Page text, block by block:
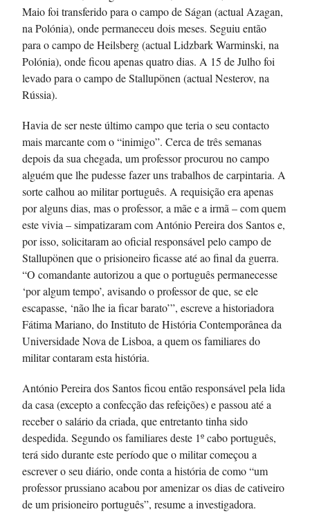
Maio foi transferido para o campo de Ságan (actual Azagan,
na Polónia), onde permaneceu dois meses. Seguiu então
para o campo de Heilsberg (actual Lidzbark Warminski, na
Polónia), onde ficou apenas quatro dias. A 15 de Julho foi
levado para o campo de Stallupönen (actual Nesterov, na
Rússia).
Havia de ser neste último campo que teria o seu contacto
mais marcante com o “inimigo”. Cerca de três semanas
depois da sua chegada, um professor procurou no campo
alguém que lhe pudesse fazer uns trabalhos de carpintaria. A
sorte calhou ao militar português. A requisição era apenas
por alguns dias, mas o professor, a mãe e a irmã – com quem
este vivia – simpatizaram com António Pereira dos Santos e,
por isso, solicitaram ao oficial responsável pelo campo de
Stallupönen que o prisioneiro ficasse até ao final da guerra.
“O comandante autorizou a que o português permanecesse
‘por algum tempo’, avisando o professor de que, se ele
escapasse, ‘não lhe ia ficar barato’”, escreve a historiadora
Fátima Mariano, do Instituto de História Contemporânea da
Universidade Nova de Lisboa, a quem os familiares do
militar contaram esta história.
António Pereira dos Santos ficou então responsável pela lida
da casa (excepto a confecção das refeições) e passou até a
receber o salário da criada, que entretanto tinha sido
despedida. Segundo os familiares deste 1º cabo português,
terá sido durante este período que o militar começou a
escrever o seu diário, onde conta a história de como “um
professor prussiano acabou por amenizar os dias de cativeiro
de um prisioneiro português”, resume a investigadora.